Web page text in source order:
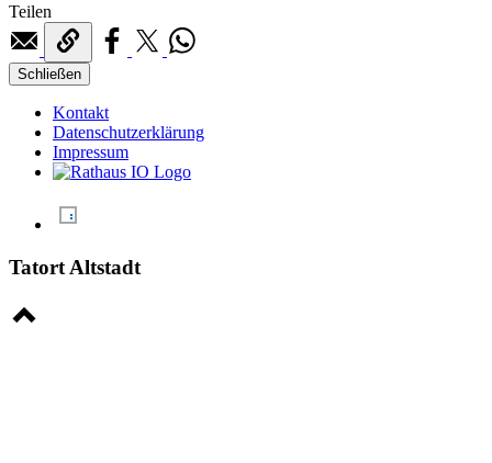
Teilen
Schließen
Kontakt
Datenschutzerklärung
Impressum
Tatort Altstadt